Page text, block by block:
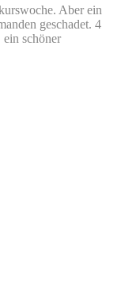
Aber ein
geschadet. 4
ein schöner